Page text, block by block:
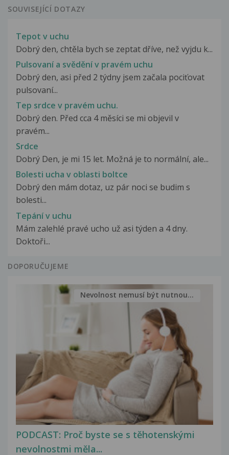
SOUVISEJÍCÍ DOTAZY
Tepot v uchu
Dobrý den, chtěla bych se zeptat dříve, než vyjdu k...
Pulsovaní a svědění v pravém uchu
Dobrý den, asi před 2 týdny jsem začala pociťovat
pulsovaní...
Tep srdce v pravém uchu.
Dobrý den. Před cca 4 měsíci se mi objevil v
pravém...
Srdce
Dobrý Den, je mi 15 let. Možná je to normální, ale...
Bolesti ucha v oblasti boltce
Dobrý den mám dotaz, uz pár noci se budim s
bolesti...
Tepání v uchu
Mám zalehlé pravé ucho už asi týden a 4 dny.
Doktoři...
DOPORUČUJEME
PODCAST: Proč byste se s těhotenskými
nevolnostmi měla...
Nevolnost nemusí být nutnou...